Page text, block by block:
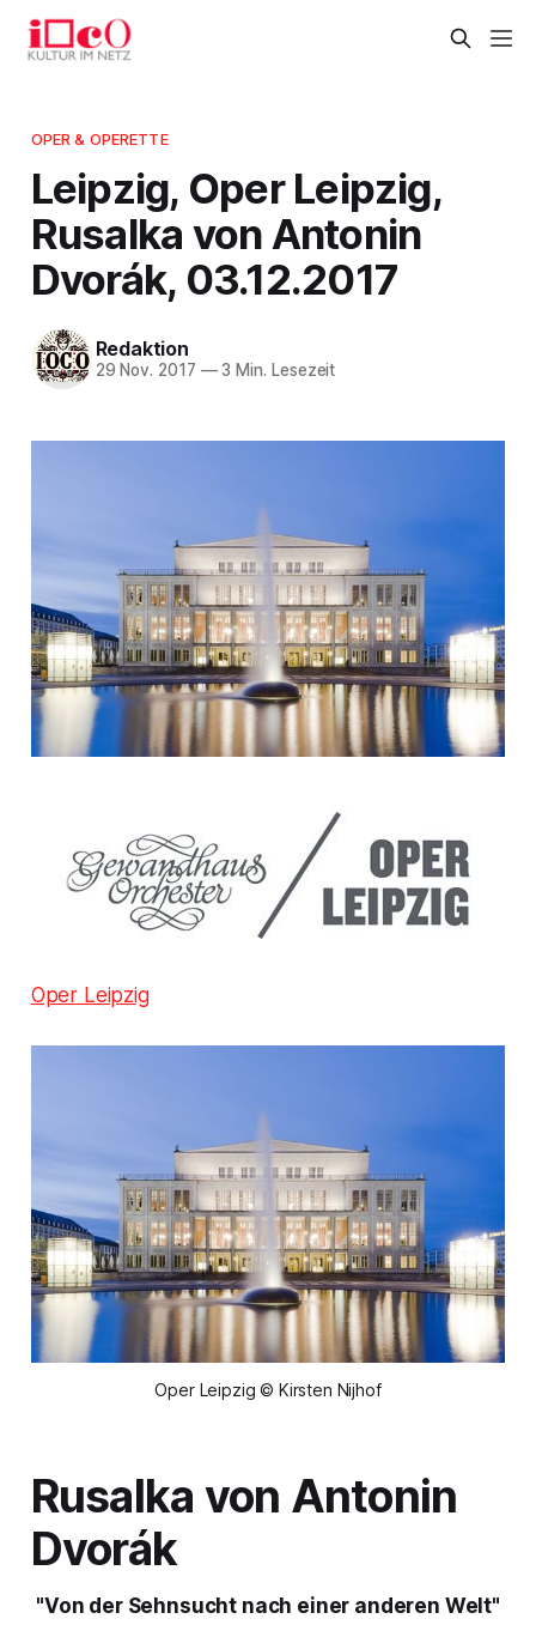
OPER & OPERETTE
Leipzig, Oper Leipzig,
Rusalka von Antonin
Dvorák, 03.12.2017
Redaktion
29 Nov. 2017 —3 Min. Lesezeit
Oper Leipzig
Oper Leipzig © Kirsten Nijhof
Rusalka von Antonin
Dvorák
"Von der Sehnsucht nach einer anderen Welt"